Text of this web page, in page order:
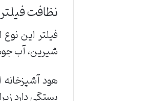
نظافت
فیلتر این
شیرین، آب
هود